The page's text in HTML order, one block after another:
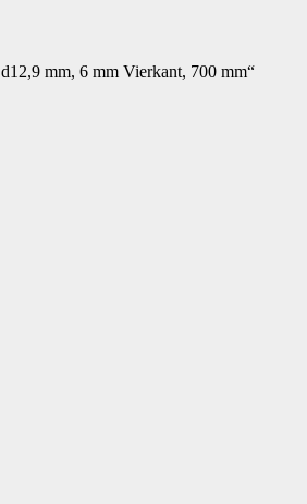
mm, 6 mm Vierkant, 700 mm“